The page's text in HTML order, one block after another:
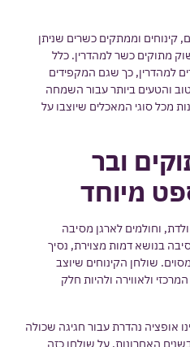
קינוחים וממתקים כשרים שניתן
מתוקים כשר למהדרין. כלל
למהדרין, כך שגם המקפידים
והטעים ביותר עבור השמחה
מכל סוגי המאכלים שיוצבו על
ובר
מיוחד
וחולמים לארגן מסיבה
בנושא דמות מצוירת, נסיך
שולחן הקינוחים שיוצב
ולאווירה ולהיות חלק
אופציה נהדרת עבור חגיגה שכולה
האחרונות. על שולחן כזה